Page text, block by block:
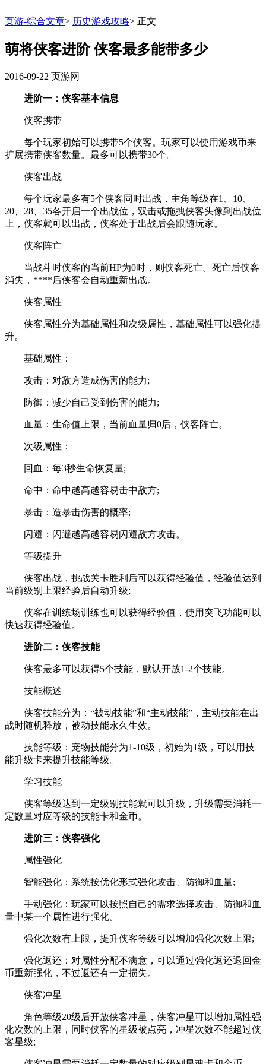
页游-综合文章> 历史游戏攻略> 正文
萌将侠客进阶 侠客最多能带多少
2016-09-22 页游网
进阶一：侠客基本信息
侠客携带
每个玩家初始可以携带5个侠客。玩家可以使用游戏币来
扩展携带侠客数量。最多可以携带30个。
侠客出战
每个玩家最多有5个侠客同时出战，主角等级在1、10、
20、28、35各开启一个出战位，双击或拖拽侠客头像到出战位
上，侠客就可以出战，侠客处于出战后会跟随玩家。
侠客阵亡
当战斗时侠客的当前HP为0时，则侠客死亡。死亡后侠客
消失，****后侠客会自动重新出战。
侠客属性
侠客属性分为基础属性和次级属性，基础属性可以强化提
升。
基础属性：
攻击：对敌方造成伤害的能力;
防御：减少自己受到伤害的能力;
血量：生命值上限，当前血量归0后，侠客阵亡。
次级属性：
回血：每3秒生命恢复量;
命中：命中越高越容易击中敌方;
暴击：造暴击伤害的概率;
闪避：闪避越高越容易闪避敌方攻击。
等级提升
侠客出战，挑战关卡胜利后可以获得经验值，经验值达到
当前级别上限经验后自动升级;
侠客在训练场训练也可以获得经验值，使用突飞功能可以
快速获得经验值。
进阶二：侠客技能
侠客最多可以获得5个技能，默认开放1-2个技能。
技能概述
侠客技能分为：“被动技能”和“主动技能”，主动技能在出
战时随机释放，被动技能永久生效。
技能等级：宠物技能分为1-10级，初始为1级，可以用技
能升级卡来提升技能等级。
学习技能
侠客等级达到一定级别技能就可以升级，升级需要消耗一
定数量对应等级的技能卡和金币。
进阶三：侠客强化
属性强化
智能强化：系统按优化形式强化攻击、防御和血量;
手动强化：玩家可以按照自己的需求选择攻击、防御和血
量中某一个属性进行强化。
强化次数有上限，提升侠客等级可以增加强化次数上限;
强化返还：对属性分配不满意，可以通过强化返还退回金
币重新强化，不过返还有一定损失。
侠客冲星
角色等级20级后开放侠客冲星，侠客冲星可以增加属性强
化次数的上限，同时侠客的星级被点亮，冲星次数不能超过侠
客星级;